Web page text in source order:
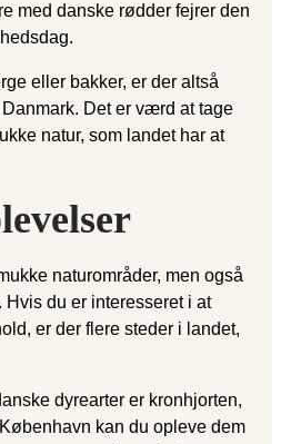
med danske rødder fejrer den
eller bakker, er der altså
Det er værd at tage
natur, som landet har at
naturområder, men også
du er interesseret i at
er der flere steder i landet,
dyrearter er kronhjorten,
kan du opleve dem